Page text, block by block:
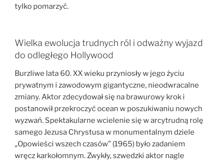
tylko pomarzyć.
Wielka ewolucja trudnych ról i odważny wyjazd
do odległego Hollywood
Burzliwe lata 60. XX wieku przyniosły w jego życiu
prywatnym i zawodowym gigantyczne, nieodwracalne
zmiany. Aktor zdecydował się na brawurowy krok i
postanowił przekroczyć ocean w poszukiwaniu nowych
wyzwań. Spektakularne wcielenie się w arcytrudną rolę
samego Jezusa Chrystusa w monumentalnym dziele
„Opowieści wszech czasów” (1965) było zadaniem
wręcz karkołomnym. Zwykły, szwedzki aktor nagle